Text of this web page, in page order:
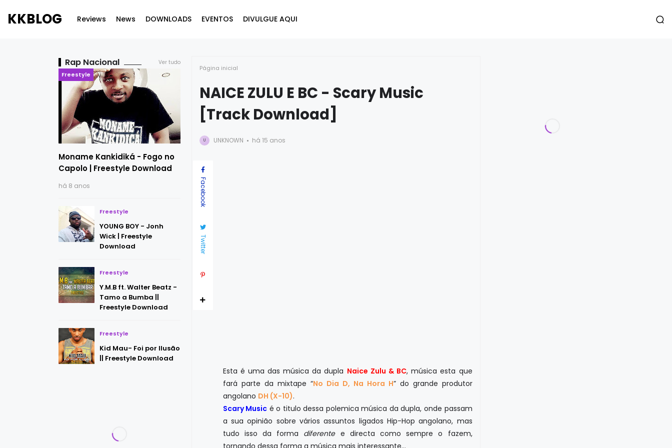
KKBLOG Reviews News DOWNLOADS EVENTOS DIVULGUE AQUI
Rap Nacional Ver tudo
Freestyle
Moname Kankidiká - Fogo no
Capolo | Freestyle Download
há 8 anos
Freestyle
YOUNG BOY - Jonh
Wick | Freestyle
Download
Freestyle
Y.M.B ft. Walter Beatz -
Tamo a Bumba ||
Freestyle Download
Freestyle
Kid Mau- Foi por Ilusão
|| Freestyle Download
Página inicial
NAICE ZULU E BC - Scary Music
[Track Download]
U UNKNOWN há 15 anos
Esta é uma das música da dupla Naice Zulu & BC, música esta que
fará parte da mixtape “No Dia D, Na Hora H” do grande produtor
angolano DH (X-10).
Scary Music é o titulo dessa polemica música da dupla, onde passam
a sua opinião sobre vários assuntos ligados Hip-Hop angolano, mas
tudo isso da forma diferentee directa como sempre o fazem,
tornando dessa forma a música mais interessante…
Facebook
Twitter